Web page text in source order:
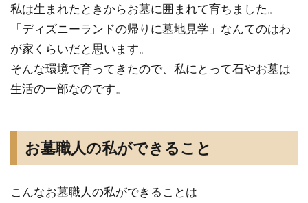
私は生まれたときからお墓に囲まれて育ちました。
「ディズニーランドの帰りに墓地見学」なんてのはわ
が家くらいだと思います。
そんな環境で育ってきたので、私にとって石やお墓は
生活の一部なのです。
お墓職人の私ができること
こんなお墓職人の私ができることは